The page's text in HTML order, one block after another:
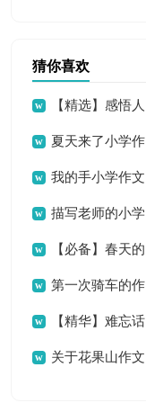
猜你喜欢
【精选】感悟人
生小学作文三篇
夏天来了小学作
文15篇我的手小学作文
描写老师的小学
作文(精选3篇)
【必备】春天的
小学作文300字锦集
9篇
第一次骑车的作
文300字（通用3
篇）
【精华】难忘话
题作文锦集五篇
关于花果山作文